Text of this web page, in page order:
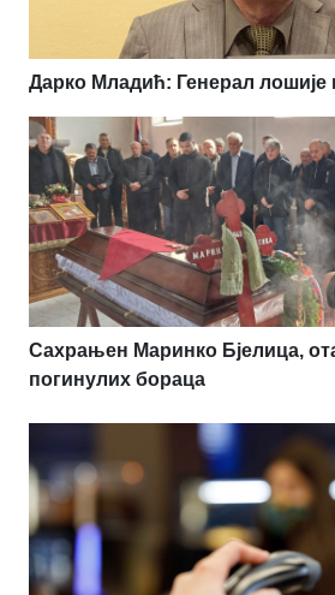
Дарко Младић: Генерал лошије
Сахрањен Маринко Бјелица,
погинулих бораца